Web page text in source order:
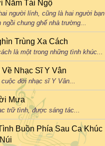
Năm Tái Ngộ
người lính, cũng là hai người bạn
chung ghế nhà trường...
Trùng Xa Cách
là một trong những tình khúc...
Nhạc Sĩ Y Vân
đời nhạc sĩ Y Vân...
Mưa
trữ tình, được sáng tác...
Buồn Phía Sau Ca Khúc